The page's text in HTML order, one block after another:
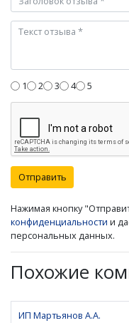
1 2 3 4 5
Отправить
Нажимая кнопку
конфиденциальности и
персональных данных.
Похожие
ИП Мартьянов А.А.